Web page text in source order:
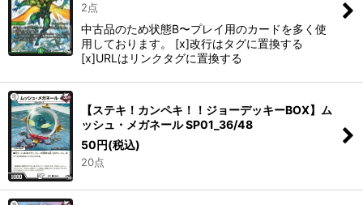
2点
中古品のため状態B〜プレイ用のカードを多く使
用しております。 [x]改行はタグに置換する
[x]URLはリンクタグに置換する
【ステキ！カンペキ！！ジョーデッキーBOX】ム
ッシュ・メガネール SP01_36/48
50 円(税込)
20点